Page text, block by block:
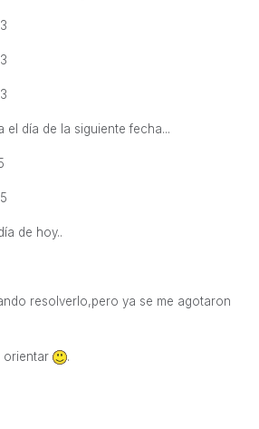
el día de la siguiente fecha...
de hoy..
resolverlo,pero ya se me agotaron
orientar .